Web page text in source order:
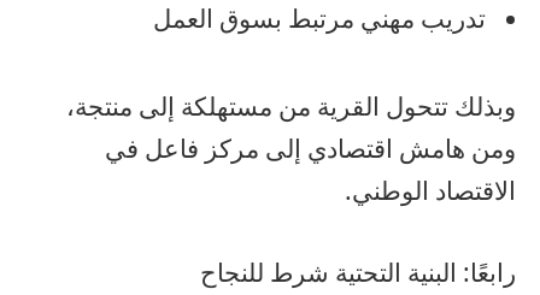
تدريب مهني مرتبط بسوق العمل
وبذلك تتحول القرية من مستهلكة إلى منتجة،
ومن هامش اقتصادي إلى مركز فاعل في
الاقتصاد الوطني.
رابعًا: البنية التحتية شرط للنجاح